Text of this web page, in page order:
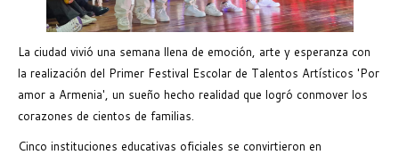
La ciudad vivió una semana llena de emoción, arte y esperanza con
la realización del Primer Festival Escolar de Talentos Artísticos 'Por
amor a Armenia', un sueño hecho realidad que logró conmover los
corazones de cientos de familias.
Cinco instituciones educativas oficiales se convirtieron en